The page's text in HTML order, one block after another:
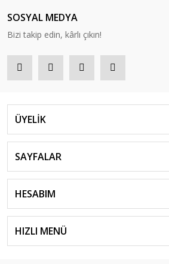
SOSYAL MEDYA
Bizi takip edin, kârlı çıkın!
ÜYELİK
SAYFALAR
HESABIM
HIZLI MENÜ